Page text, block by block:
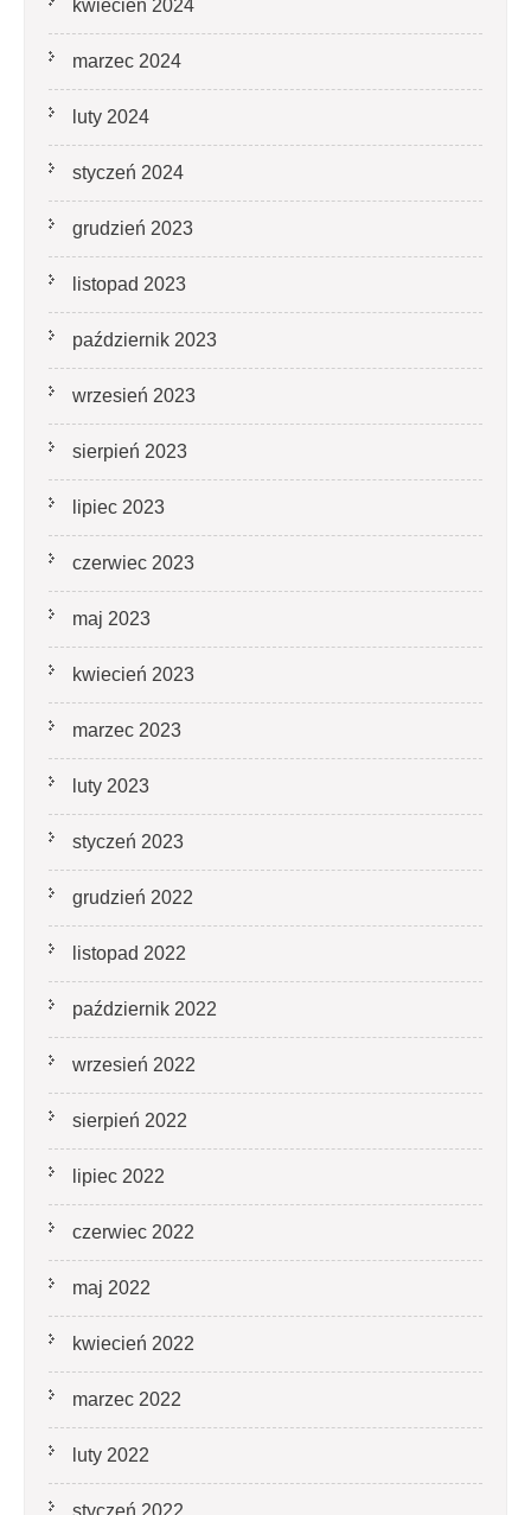
kwiecień 2024
marzec 2024
luty 2024
styczeń 2024
grudzień 2023
listopad 2023
październik 2023
wrzesień 2023
sierpień 2023
lipiec 2023
czerwiec 2023
maj 2023
kwiecień 2023
marzec 2023
luty 2023
styczeń 2023
grudzień 2022
listopad 2022
październik 2022
wrzesień 2022
sierpień 2022
lipiec 2022
czerwiec 2022
maj 2022
kwiecień 2022
marzec 2022
luty 2022
styczeń 2022